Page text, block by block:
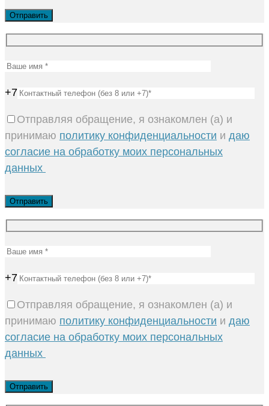
+7
Отправляя обращение, я ознакомлен (а) и
принимаю политику конфиденциальности и даю
согласие на обработку моих персональных
данных
+7
Отправляя обращение, я ознакомлен (а) и
принимаю политику конфиденциальности и даю
согласие на обработку моих персональных
данных